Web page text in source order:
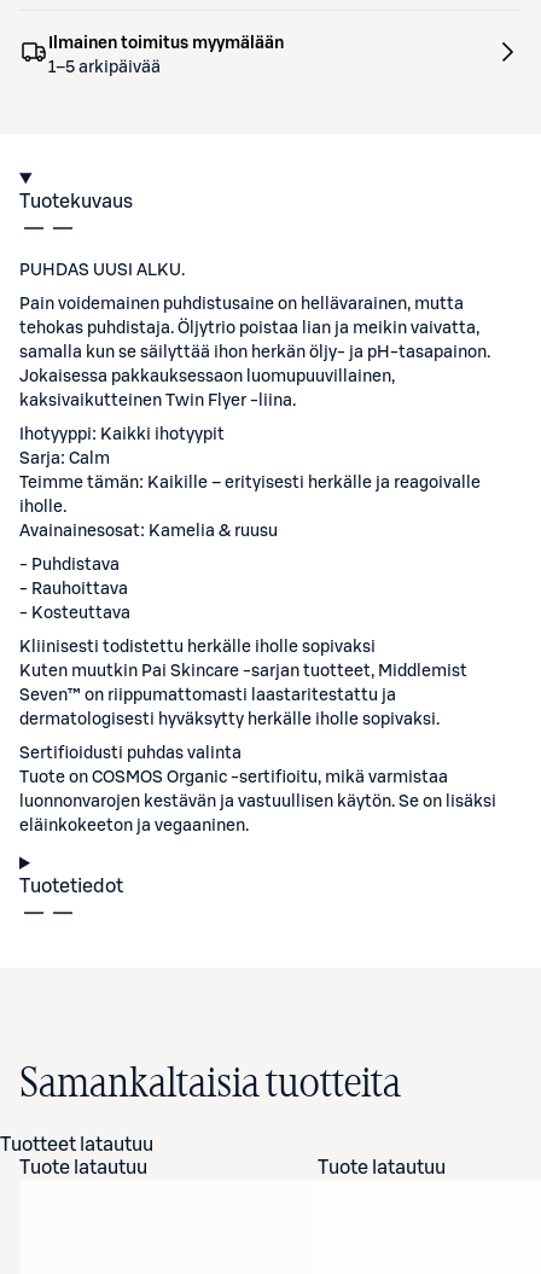
Ilmainen toimitus myymälään
1–5 arkipäivää
Tuotekuvaus
PUHDAS UUSI ALKU.
Pain voidemainen puhdistusaine on hellävarainen, mutta
tehokas puhdistaja. Öljytrio poistaa lian ja meikin vaivatta,
samalla kun se säilyttää ihon herkän öljy- ja pH-tasapainon.
Jokaisessa pakkauksessaon luomupuuvillainen,
kaksivaikutteinen Twin Flyer -liina.
Ihotyyppi: Kaikki ihotyypit
Sarja: Calm
Teimme tämän: Kaikille – erityisesti herkälle ja reagoivalle
iholle.
Avainainesosat: Kamelia & ruusu
- Puhdistava
- Rauhoittava
- Kosteuttava
Kliinisesti todistettu herkälle iholle sopivaksi
Kuten muutkin Pai Skincare -sarjan tuotteet, Middlemist
Seven™ on riippumattomasti laastaritestattu ja
dermatologisesti hyväksytty herkälle iholle sopivaksi.
Sertifioidusti puhdas valinta
Tuote on COSMOS Organic -sertifioitu, mikä varmistaa
luonnonvarojen kestävän ja vastuullisen käytön. Se on lisäksi
eläinkokeeton ja vegaaninen.
Tuotetiedot
Samankaltaisia tuotteita
Tuotteet latautuu
Tuote latautuu
Tuote latautuu